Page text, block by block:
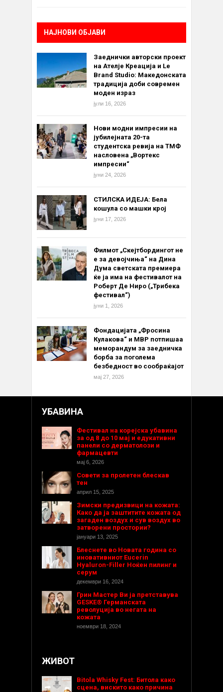
НАЈНОВИ ОБЈАВИ
Заеднички авторски проект
на Ателје Креација и Le
Brand Studio: Македонската
традиција доби современ
моден израз
јули 16, 2026
Нови модни импресии на
јубилејната 20-та
студентска ревија на ТМФ
насловена „Вортекс
импресии“
јуни 24, 2026
СТИЛСКА ИДЕЈА: Бела
кошула со машки крој
јуни 17, 2026
Филмот „Скејтбордингот не
е за девојчиња“ на Дина
Дума светската премиера
ќе ја има на фестивалот на
Роберт Де Ниро („Трибека
фестивал“)
јуни 1, 2026
Фондацијата „Фросина
Кулакова“ и МВР потпишаа
меморандум за заедничка
борба за поголема
безбедност во сообраќајот
мај 27, 2026
УБАВИНА
Фестивал на корејска убавина
за од 8 до 10 мај и едукативни
панели со дерматолози и
фармацевти
мај 6, 2026
Совети за пролетен блескав
тен
април 15, 2025
Зимски предизвици на кожата:
Како да ја заштитите кожата од
загаден воздух и сув воздух во
затворени простории?
јануари 13, 2025
Блеснете во Новата година со
иновативниот Eucerin
Hyaluron-Filler Ноќен пилинг и
серум
декември 16, 2024
Грин Мастер Ви ја претставува
GESKE® Германската
револуција во негата на
кожата
ноември 18, 2024
ЖИВОТ
Bitola Whisky Fest: Битола како
сцена, вискито како причина